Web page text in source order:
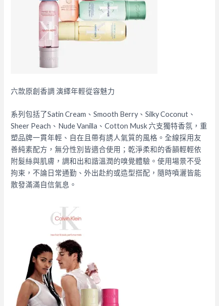
六款原創香調 演繹年輕從容魅力
系列包括了Satin Cream、Smooth Berry、Silky Coconut、
Sheer Peach、Nude Vanilla、Cotton Musk 六支獨特香氛，重
塑品牌一貫年輕、自在且帶有誘人氣質的風格。全線採用友
善純素配方，無分性別皆適合使用；乾淨柔和的香韻輕輕依
附髮絲與肌膚，調和出和諧溫潤的嗅覺體驗。使用場景不受
拘束，不論日常通勤、外出赴約或造型搭配，隨時噴灑皆能
散發滿滿自信氣息。